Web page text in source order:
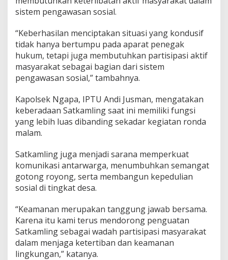
t
sistem pengawasan sosial.
“Keberhasilan menciptakan situasi yang kondusif
tidak hanya bertumpu pada aparat penegak
hukum, tetapi juga membutuhkan partisipasi aktif
masyarakat sebagai bagian dari sistem
pengawasan sosial,” tambahnya.
Kapolsek Ngapa, IPTU Andi Jusman, mengatakan
keberadaan Satkamling saat ini memiliki fungsi
yang lebih luas dibanding sekadar kegiatan ronda
malam.
Satkamling juga menjadi sarana memperkuat
komunikasi antarwarga, menumbuhkan semangat
gotong royong, serta membangun kepedulian
sosial di tingkat desa.
“Keamanan merupakan tanggung jawab bersama.
Karena itu kami terus mendorong penguatan
Satkamling sebagai wadah partisipasi masyarakat
dalam menjaga ketertiban dan keamanan
lingkungan,” katanya.